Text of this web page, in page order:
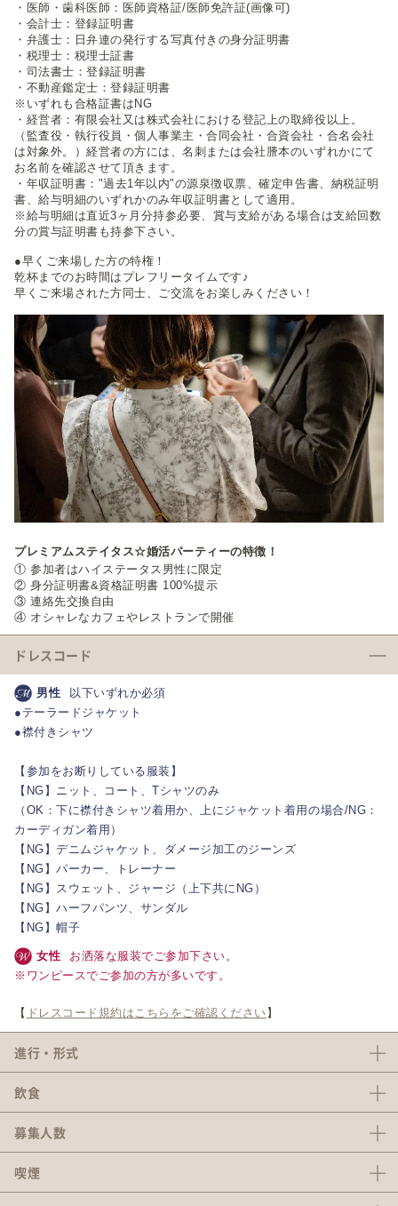
・医師・歯科医師：医師資格証/医師免許証(画像可)
・会計士：登録証明書
・弁護士：日弁連の発行する写真付きの身分証明書
・税理士：税理士証書
・司法書士：登録証明書
・不動産鑑定士：登録証明書
※いずれも合格証書はNG
・経営者：有限会社又は株式会社における登記上の取締役以上。
（監査役・執行役員・個人事業主・合同会社・合資会社・合名会社
は対象外。）経営者の方には、名刺または会社謄本のいずれかにて
お名前を確認させて頂きます。
・年収証明書："過去1年以内"の源泉徴収票、確定申告書、納税証明
書、給与明細のいずれかのみ年収証明書として適用。
※給与明細は直近3ヶ月分持参必要、賞与支給がある場合は支給回数
分の賞与証明書も持参下さい。
●早くご来場した方の特権！
乾杯までのお時間はプレフリータイムです♪
早くご来場された方同士、ご交流をお楽しみください！
プレミアムステイタス☆婚活パーティーの特徴！
① 参加者はハイステータス男性に限定
② 身分証明書&資格証明書 100%提示
③ 連絡先交換自由
④ オシャレなカフェやレストランで開催
ドレスコード
男性
以下いずれか必須
●テーラードジャケット
●襟付きシャツ
【参加をお断りしている服装】
【NG】ニット、コート、Tシャツのみ
（OK：下に襟付きシャツ着用か、上にジャケット着用の場合/NG：
カーディガン着用）
【NG】デニムジャケット、ダメージ加工のジーンズ
【NG】パーカー、トレーナー
【NG】スウェット、ジャージ（上下共にNG）
【NG】ハーフパンツ、サンダル
【NG】帽子
女性
お洒落な服装でご参加下さい。
※ワンピースでご参加の方が多いです。
【 ドレスコード規約はこちらをご確認ください 】
進行・形式
飲食
募集人数
喫煙